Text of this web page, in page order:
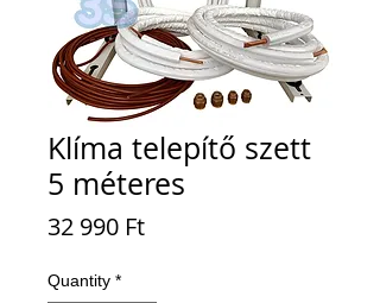
Klíma telepítő szett
5 méteres
32 990 FtPrice
Quantity *